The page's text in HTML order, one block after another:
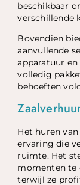
beschikbaar
verschillende
Bovendien
aanvullende
apparatuur
volledig
behoeften
Het huren
ervaring die
ruimte. Het
momenten te
terwijl ze